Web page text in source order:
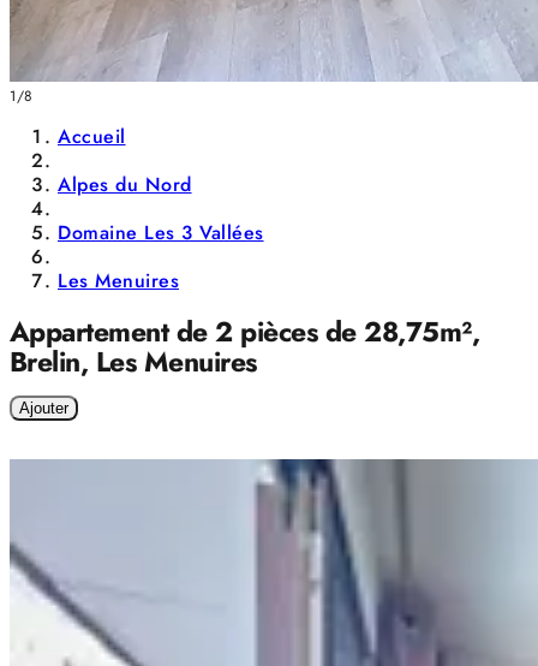
1/8
Accueil
Alpes du Nord
Domaine Les 3 Vallées
Les Menuires
Appartement de 2 pièces de 28,75m²,
Brelin, Les Menuires
Ajouter